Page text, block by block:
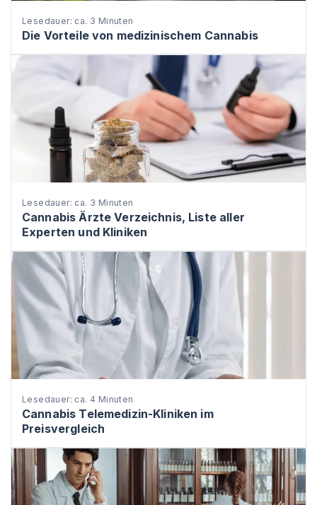
Lesedauer: ca. 3 Minuten
Die Vorteile von medizinischem Cannabis
Lesedauer: ca. 3 Minuten
Cannabis Ärzte Verzeichnis, Liste aller
Experten und Kliniken
Lesedauer: ca. 4 Minuten
Cannabis Telemedizin-Kliniken im
Preisvergleich